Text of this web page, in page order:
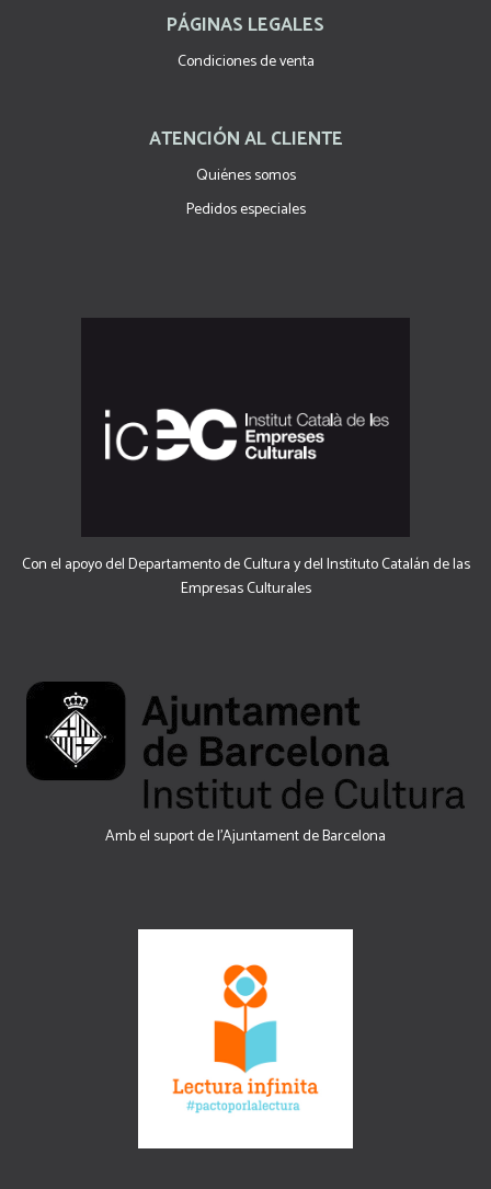
PÁGINAS LEGALES
Condiciones de venta
ATENCIÓN AL CLIENTE
Quiénes somos
Pedidos especiales
Con el apoyo del Departamento de Cultura y del Instituto Catalán de las
Empresas Culturales
Amb el suport de l’Ajuntament de Barcelona